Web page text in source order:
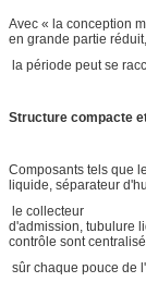
Avec « la conception
en grande partie
la période peut se
Structure compacte
Composants tels que
liquide, séparateur
le collecteur
d'admission, tubulure
contrôle sont
sûr chaque pouce de